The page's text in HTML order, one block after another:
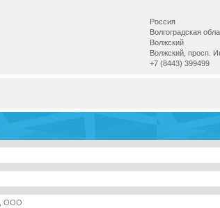
Россия
Волгоградская
Волжский
Волжский, просп.
+7 (8443) 399499